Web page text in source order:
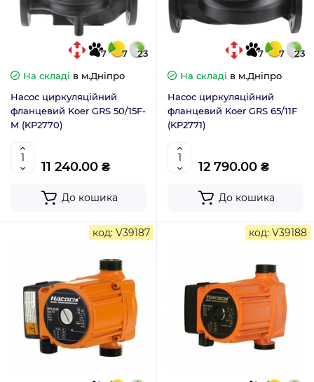
7 7
23
На складі в м.Дніпро
Насос циркуляційний
фланцевий Koer GRS 50/15F-
M (KP2770)
11 240.00 ₴
До кошика
7 7
23
На складі в м.Дніпро
Насос циркуляційний
фланцевий Koer GRS 65/11F
(KP2771)
12 790.00 ₴
До кошика
код: V39187 код: V39188